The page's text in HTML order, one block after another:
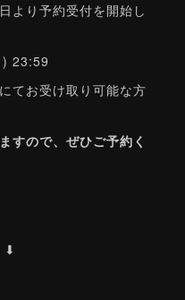
より予約受付を開始し
23:59
てお受け取り可能な方
すので、ぜひご予約く
⬇